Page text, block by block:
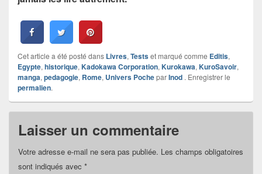
Cet article a été posté dans Livres, Testset marqué comme Editis,
Egypte, historique, Kadokawa Corporation, Kurokawa, KuroSavoir,
manga, pedagogie, Rome, Univers PocheparInod . Enregistrer le
permalien.
Laisser un commentaire
Votre adresse e-mail ne sera pas publiée. Les champs obligatoires
sont indiqués avec *